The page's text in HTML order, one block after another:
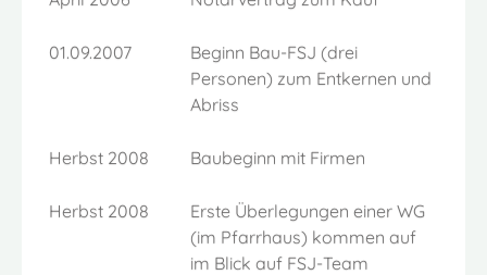
01.09.2007
Beginn Bau-FSJ (drei
Personen) zum Entkernen und
Abriss
Herbst 2008 Baubeginn mit Firmen
Herbst 2008
Erste Überlegungen einer WG
(im Pfarrhaus) kommen auf
im Blick auf FSJ-Team